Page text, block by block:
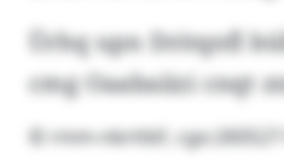
Ürhq upn Dritqnfl
cmg Oaabaiizi cnqt
© rmm-nbrttbf, cgo:260527-